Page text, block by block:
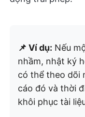
📌 Ví dụ: Nếu
nhầm, nhật ký
có thể theo dõi
cáo đó và thời
khôi phục tài